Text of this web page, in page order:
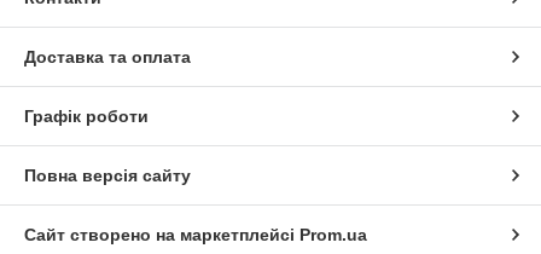
Доставка та оплата
Графік роботи
Повна версія сайту
Сайт створено на маркетплейсі Prom.ua